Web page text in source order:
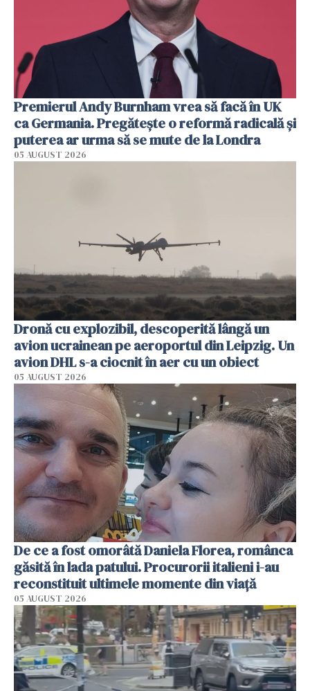
Premierul Andy Burnham vrea să facă în UK
ca Germania. Pregătește o reformă radicală și
puterea ar urma să se mute de la Londra
05 AUGUST 2026
Dronă cu explozibil, descoperită lângă un
avion ucrainean pe aeroportul din Leipzig. Un
avion DHL s-a ciocnit în aer cu un obiect
05 AUGUST 2026
De ce a fost omorâtă Daniela Florea, românca
găsită în lada patului. Procurorii italieni i-au
reconstituit ultimele momente din viață
05 AUGUST 2026